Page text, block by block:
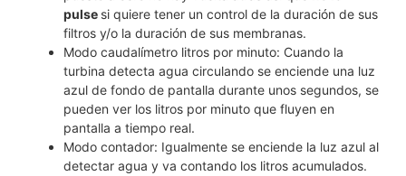
pulse si quiere tener un control de la duración de sus
filtros y/o la duración de sus membranas.
Modo caudalímetro litros por minuto: Cuando la
turbina detecta agua circulando se enciende una luz
azul de fondo de pantalla durante unos segundos, se
pueden ver los litros por minuto que fluyen en
pantalla a tiempo real.
Modo contador: Igualmente se enciende la luz azul al
detectar agua y va contando los litros acumulados.